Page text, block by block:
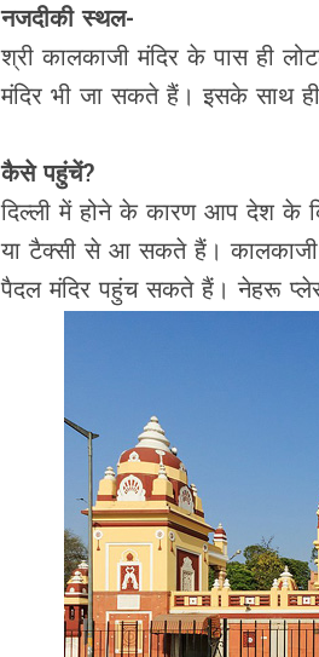
नजदीकी स्थल-
श्री कालकाजी मंदिर के पास ही
मंदिर भी जा सकते हैं। इसके साथ
कैसे पहुंचें?
दिल्ली में होने के कारण आप देश के
या टैक्सी से आ सकते हैं। कालकाजी
पैदल मंदिर पहुंच सकते हैं। नेहरू